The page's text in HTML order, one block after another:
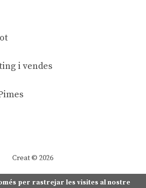
i vendes
Creat © 2026
per rastrejar les visites al nostre